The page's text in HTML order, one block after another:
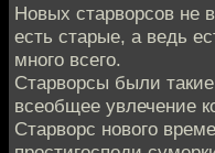
Новых старворсов не
есть старые, а ведь
много всего.
Старворсы были
всеобщее увлечение
Старворс нового